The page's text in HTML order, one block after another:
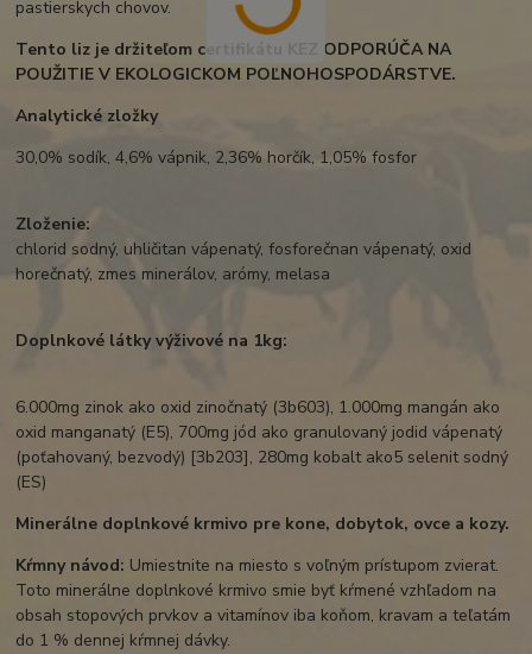
pastierskych chovov.
Tento liz je držiteľom certifikátu KEZ ODPORÚČA NA
POUŽITIE V EKOLOGICKOM POĽNOHOSPODÁRSTVE.
Analytické zložky
30,0% sodík, 4,6% vápnik, 2,36% horčík, 1,05% fosfor
Zloženie:
chlorid sodný, uhličitan vápenatý, fosforečnan vápenatý, oxid
horečnatý, zmes minerálov, arómy, melasa
Doplnkové látky výživové na 1kg:
6.000mg zinok ako oxid zinočnatý (3b603), 1.000mg mangán ako
oxid manganatý (E5), 700mg jód ako granulovaný jodid vápenatý
(poťahovaný, bezvodý) [3b203], 280mg kobalt ako5 selenit sodný
(ES)
Minerálne doplnkové krmivo pre kone, dobytok, ovce a kozy.
Kŕmny návod: Umiestnite na miesto s voľným prístupom zvierat.
Toto minerálne doplnkové krmivo smie byť kŕmené vzhľadom na
obsah stopových prvkov a vitamínov iba koňom, kravam a teľatám
do 1 % dennej kŕmnej dávky.